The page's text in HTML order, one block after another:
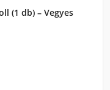
(1 db) – Vegyes